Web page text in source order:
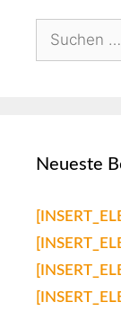
Neueste